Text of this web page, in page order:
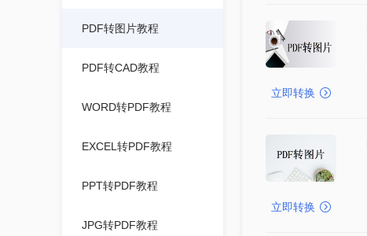
PDF转图片教程
PDF转CAD教程
WORD转PDF教程
EXCEL转PDF教程
PPT转PDF教程
JPG转PDF教程
立即转换
立即转换